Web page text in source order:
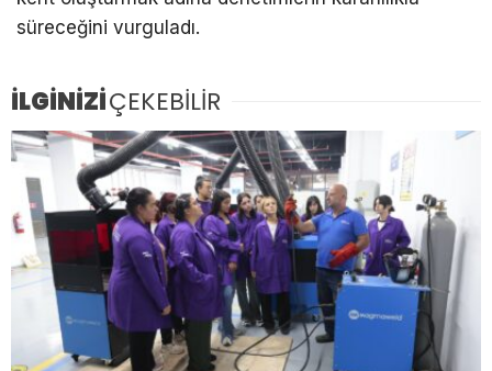
süreceğini vurguladı.
İLGİNİZİÇEKEBİLİR